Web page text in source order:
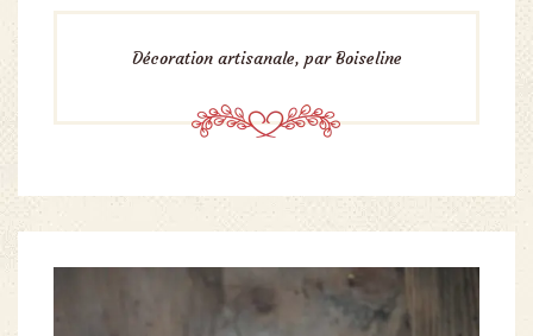
Décoration artisanale, par Boiseline